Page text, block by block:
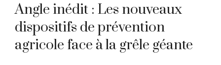
Angle inédit : Les nouveaux
dispositifs de prévention
agricole face à la grêle géante